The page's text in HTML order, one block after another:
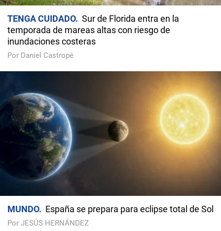
TENGA CUIDADO
Sur de Florida entra en la
temporada de mareas altas con riesgo de
inundaciones costeras
Por Daniel Castropé
MUNDO España se prepara para eclipse total de Sol
Por JESÚS HERNÁNDEZ